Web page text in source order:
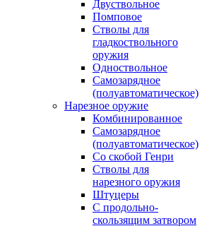
Двуствольное
Помповое
Стволы для
гладкоствольного
оружия
Одноствольное
Самозарядное
(полуавтоматическое)
Нарезное оружие
Комбинированное
Самозарядное
(полуавтоматическое)
Со скобой Генри
Стволы для
нарезного оружия
Штуцеры
С продольно-
скользящим затвором